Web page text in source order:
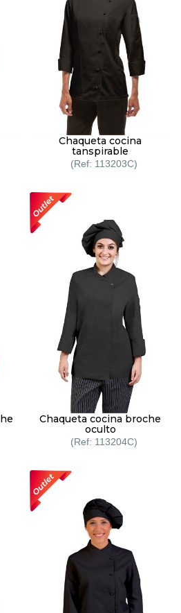
Chaqueta cocina
tanspirable
113203C
Chaqueta cocina broche
oculto
113204C